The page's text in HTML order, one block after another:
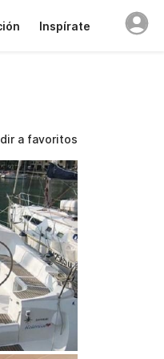
Inspírate
a favoritos